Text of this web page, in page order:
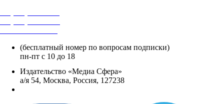
(бесплатный номер по вопросам подписки)
пн-пт с 10 до 18
Издательство «Медиа Сфера»
а/я 54, Москва, Россия, 127238